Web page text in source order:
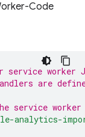
Code
service worker
are
worker
analytics-